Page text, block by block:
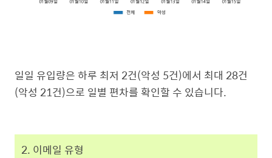
일일 유입량은 하루 최저 2건(악성 5건)에서 최대 28건
(악성 21건)으로 일별 편차를 확인할 수 있습니다.
2. 이메일 유형